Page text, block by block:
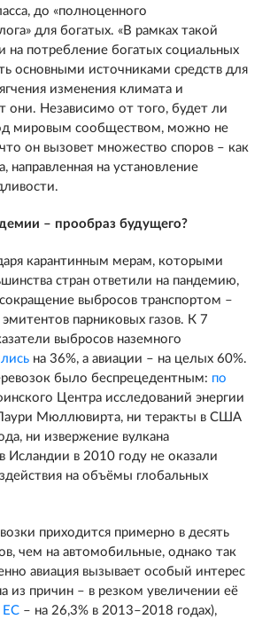
до «полноценного
для богатых. «В рамках такой
на потребление богатых социальных
основными источниками средств для
изменения климата и
они. Независимо от того, будет ли
мировым сообществом, можно не
он вызовет множество споров – как
направленная на установление
– прообраз будущего?
карантинным мерам, которыми
стран ответили на пандемию,
выбросов транспортом –
парниковых газов. К 7
выбросов наземного
на 36%, а авиации – на целых 60%.
было беспрецедентным: по
Центра исследований энергии
Лаури Мюллювирта, ни теракты в США
ни извержение вулкана
Исландии в 2010 году не оказали
на объёмы глобальных
приходится примерно в десять
чем на автомобильные, однако так
авиация вызывает особый интерес
из причин – в резком увеличении её
ЕС – на 26,3% в 2013–2018 годах),